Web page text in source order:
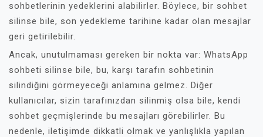
sohbetlerinin yedeklerini alabilirler. Böylece, bir sohbet
silinse bile, son yedekleme tarihine kadar olan mesajlar
geri getirilebilir.
Ancak, unutulmaması gereken bir nokta var: WhatsApp
sohbeti silinse bile, bu, karşı tarafın sohbetinin
silindiğini görmeyeceği anlamına gelmez. Diğer
kullanıcılar, sizin tarafınızdan silinmiş olsa bile, kendi
sohbet geçmişlerinde bu mesajları görebilirler. Bu
nedenle, iletişimde dikkatli olmak ve yanlışlıkla yapılan